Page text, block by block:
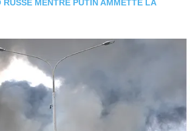
MENTRE PUTIN AMMETTE LA